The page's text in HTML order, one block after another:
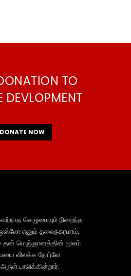
TO
DEVLOPMENT
DONATE NOW
செழுமையும் நிறைந்த
எனும் தலைநகரமாம்,
தன் மெஞ்ஞானத்தின் மூலம்
விலக்க நோர்வே
பாலிக்கின்றார்.